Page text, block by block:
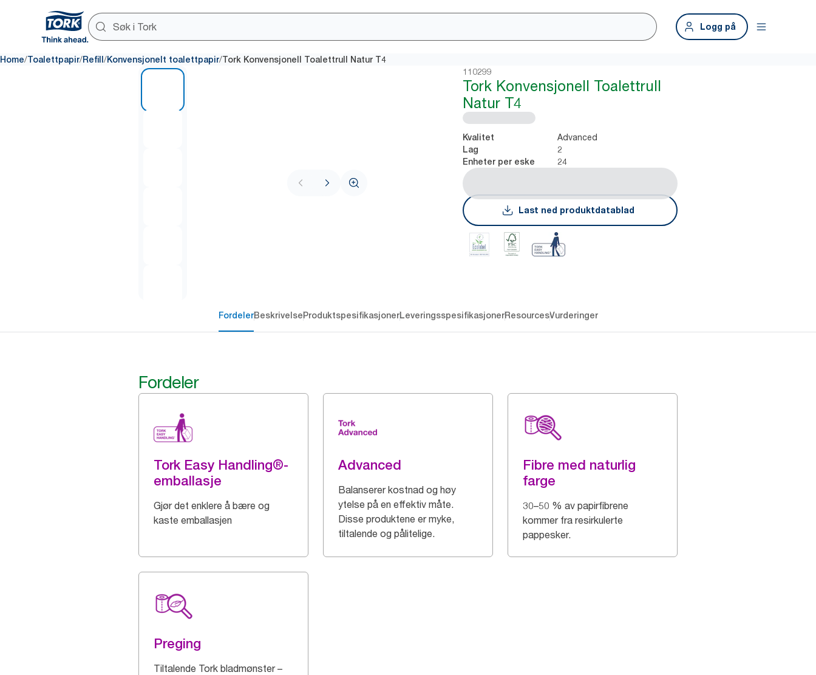
Logg på
Home/Toalettpapir/Refill /Konvensjonelt toalettpapir/Tork Konvensjonell Toalettrull Natur T4
110299
Tork Konvensjonell Toalettrull
Natur T4
Kvalitet Advanced
Lag 2
Enheter per eske 24
Last ned produktdatablad
FordelerBeskrivelseProduktspesifikasjonerLeveringsspesifikasjonerResourcesVurderinger
Fordeler
Tork Easy Handling®-
emballasje
Gjør det enklere å bære og
kaste emballasjen
Advanced
Balanserer kostnad og høy
ytelse på en effektiv måte.
Disse produktene er myke,
tiltalende og pålitelige.
Fibre med naturlig
farge
30–50 % av papirfibrene
kommer fra resirkulerte
pappesker.
Preging
Tiltalende Tork bladmønster –